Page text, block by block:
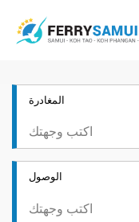
المغادرة
الوصول